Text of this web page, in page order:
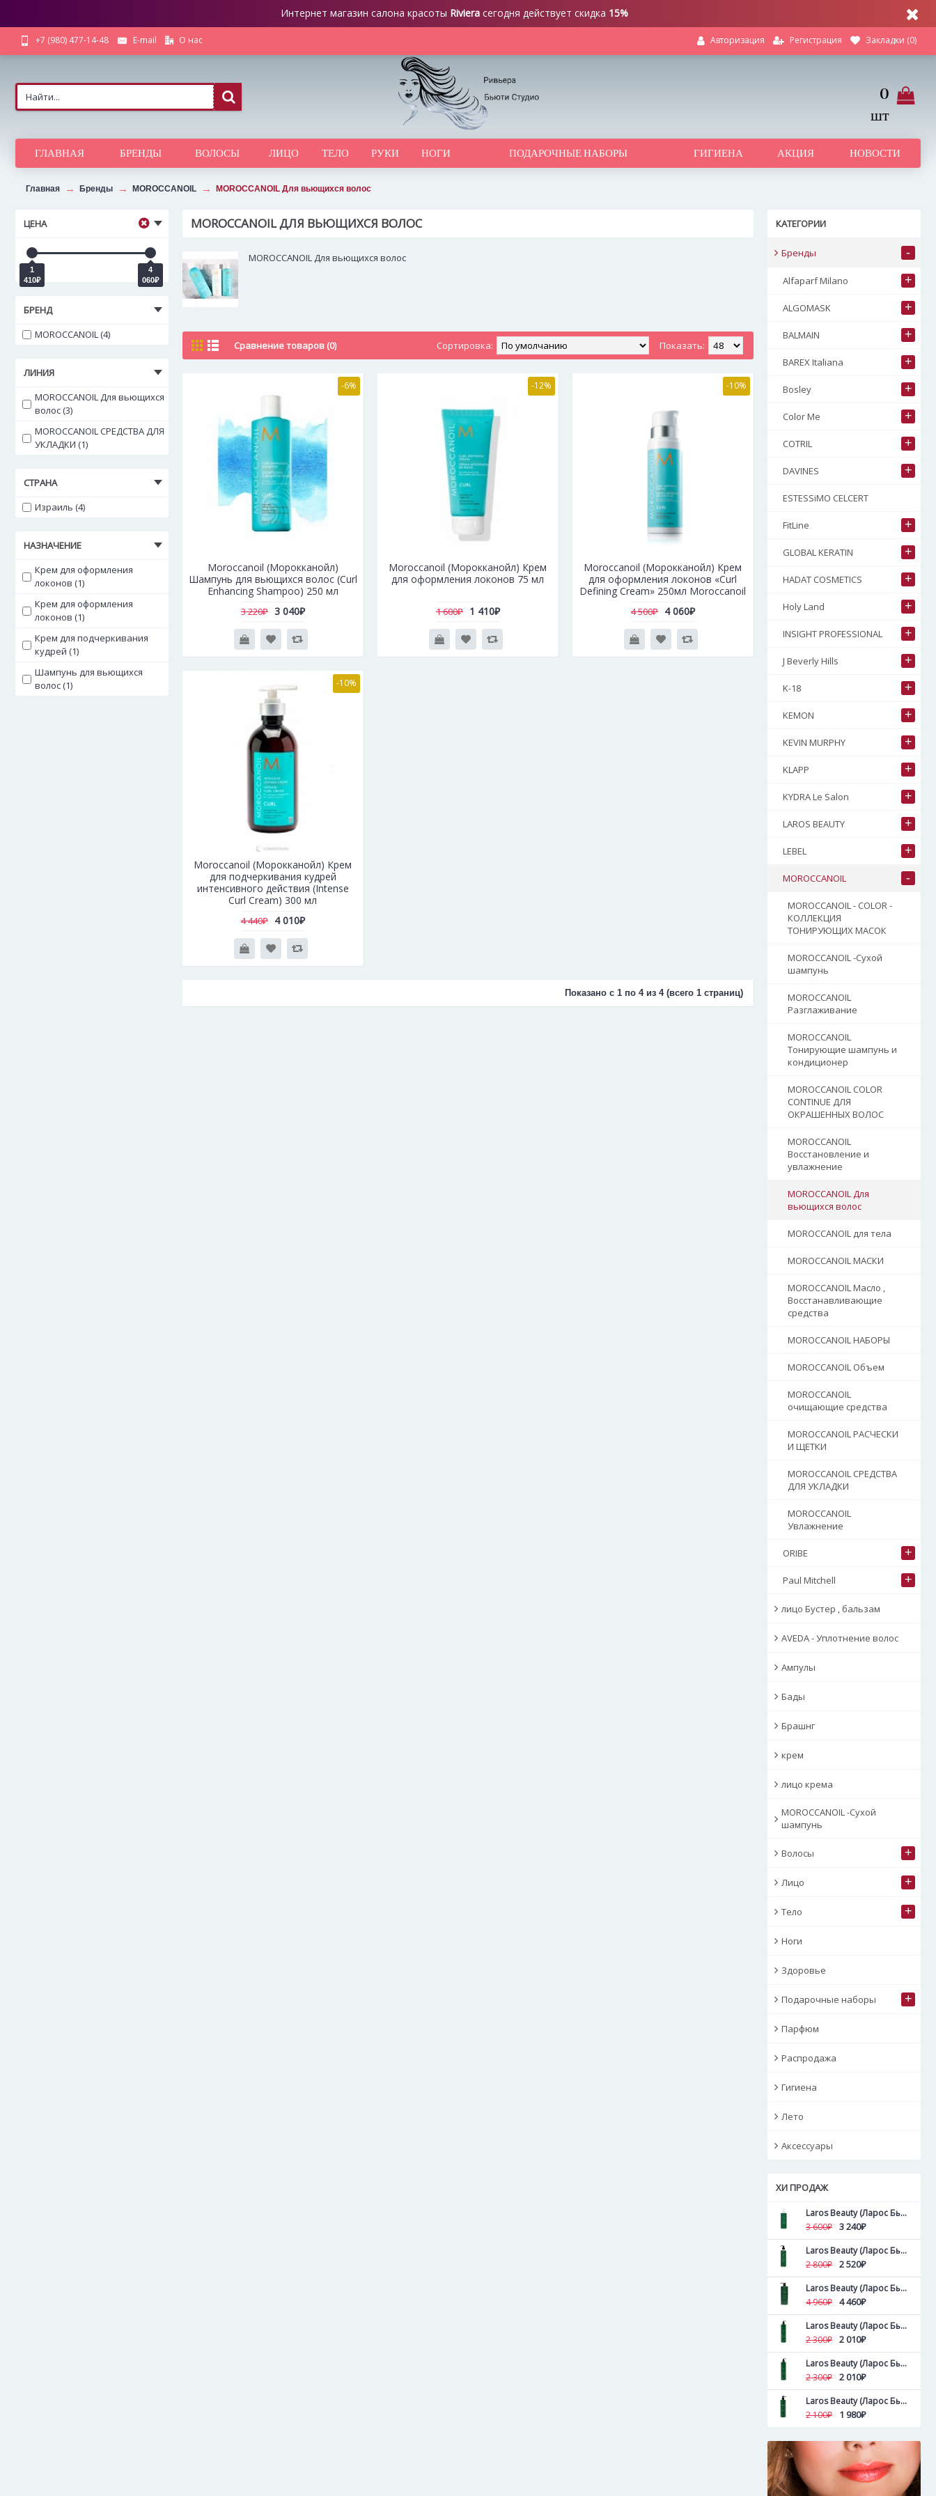
Интернет магазин салона красоты Rivieraсегодня действует скидка 15%
+7 (980) 477-14-48 E-mail О нас Авторизация Регистрация Закладки (0)
0
шт
ГЛАВНАЯ БРЕНДЫ ВОЛОСЫ ЛИЦО ТЕЛО РУКИ НОГИ ПОДАРОЧНЫЕ НАБОРЫ ГИГИЕНА АКЦИЯ НОВОСТИ
Главная Бренды MOROCCANOIL MOROCCANOIL Для вьющихся волос
ЦЕНА
1
410₽
4
060₽
БРЕНД
MOROCCANOIL (4)
ЛИНИЯ
MOROCCANOIL Для вьющихся
волос (3)
MOROCCANOIL СРЕДСТВА ДЛЯ
УКЛАДКИ (1)
СТРАНА
Израиль (4)
НАЗНАЧЕНИЕ
Крем для оформления
локонов (1)
Крем для оформления
локонов (1)
Крем для подчеркивания
кудрей (1)
Шампунь для вьющихся
волос (1)
КАТЕГОРИИ
Бренды -
Alfaparf Milano +
ALGOMASK +
BALMAIN +
BAREX Italiana +
Bosley +
Color Me +
COTRIL +
DAVINES +
ESTESSiMO CELCERT
FitLine +
GLOBAL KERATIN +
HADAT COSMETICS +
Holy Land +
INSIGHT PROFESSIONAL +
J Beverly Hills +
K-18 +
KEMON +
KEVIN MURPHY +
KLAPP +
KYDRA Le Salon +
LAROS BEAUTY +
LEBEL +
MOROCCANOIL -
MOROCCANOIL - COLOR -
КОЛЛЕКЦИЯ
ТОНИРУЮЩИХ МАСОК
MOROCCANOIL -Сухой
шампунь
MOROCCANOIL
Разглаживание
MOROCCANOIL
Тонирующие шампунь и
кондиционер
MOROCCANOIL COLOR
CONTINUE ДЛЯ
ОКРАШЕННЫХ ВОЛОС
MOROCCANOIL
Восстановление и
увлажнение
MOROCCANOIL Для
вьющихся волос
MOROCCANOIL для тела
MOROCCANOIL МАСКИ
MOROCCANOIL Масло ,
Восстанавливающие
средства
MOROCCANOIL НАБОРЫ
MOROCCANOIL Объем
MOROCCANOIL
очищающие средства
MOROCCANOIL РАСЧЕСКИ
И ЩЕТКИ
MOROCCANOIL СРЕДСТВА
ДЛЯ УКЛАДКИ
MOROCCANOIL
Увлажнение
ORIBE +
Paul Mitchell +
лицо Бустер , бальзам
AVEDA - Уплотнение волос
Ампулы
Бады
Брашнг
крем
лицо крема
MOROCCANOIL -Сухой
шампунь
Волосы +
Лицо +
Тело +
Ноги
Здоровье
Подарочные наборы +
Парфюм
Распродажа
Гигиена
Лето
Аксессуары
ХИ ПРОДАЖ
Laros Beauty (Ларос Бьюти ) Пилинг для кожи головы и волос Tea Tree Hair&Scalp Peel 500 мл
3 600₽ 3 240₽
Laros Beauty (Ларос Бьюти ) Пилинг для кожи головы и волос Tea Tree Hair&Scalp Peel 300 мл
2 800₽ 2 520₽
Laros Beauty (Ларос Бьюти ) Увлажняющий кондиционер Lavender Blossom Conditioner 1000 мл
4 960₽ 4 460₽
Laros Beauty (Ларос Бьюти ) Объемообразующий кондиционер Lemon Tree Conditioner 500 мл
2 300₽ 2 010₽
Laros Beauty (Ларос Бьюти ) Тонизирующий кондиционер Tea Tree Conditioner 500 мл
2 300₽ 2 010₽
Laros Beauty (Ларос Бьюти ) Тонизирующий кондиционер Tea Tree Conditioner 300 мл
2 100₽
1 980₽
MOROCCANOIL ДЛЯ ВЬЮЩИХСЯ ВОЛОС
MOROCCANOIL Для вьющихся волос
Сравнение товаров (0) Показать:
Сортировка:
-6%
Moroccanoil (Морокканойл)
Шампунь для вьющихся волос (Curl
Enhancing Shampoo) 250 мл
3 220₽ 3 040₽
-12%
Moroccanoil (Морокканойл) Крем
для оформления локонов 75 мл
1 600₽ 1 410₽
-10%
Moroccanoil (Морокканойл) Крем
для оформления локонов «Curl
Defining Cream» 250мл Moroccanoil
4 500₽ 4 060₽
-10%
Moroccanoil (Морокканойл) Крем
для подчеркивания кудрей
интенсивного действия (Intense
Curl Cream) 300 мл
4 440₽ 4 010₽
Показано с 1 по 4 из 4 (всего 1 страниц)